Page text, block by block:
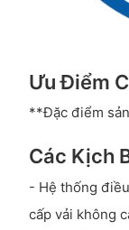
Ưu Điểm
**Đặc điểm
Các Kịch
- Hệ thống
cấp vải không